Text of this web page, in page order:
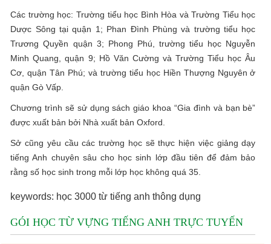
Các trường học: Trường tiểu học Bình Hòa và Trường Tiểu học
Dược Sông tại quận 1; Phan Đình Phùng và trường tiểu học
Trương Quyền quận 3; Phong Phú, trường tiểu học Nguyễn
Minh Quang, quận 9; Hồ Văn Cường và Trường Tiểu học Âu
Cơ, quận Tân Phú; và trường tiểu học Hiền Thượng Nguyên ở
quận Gò Vấp.
Chương trình sẽ sử dụng sách giáo khoa “Gia đình và bạn bè”
được xuất bản bởi Nhà xuất bản Oxford.
Sở cũng yêu cầu các trường học sẽ thực hiện việc giảng dạy
tiếng Anh chuyên sâu cho học sinh lớp đầu tiên để đảm bảo
rằng số học sinh trong mỗi lớp học không quá 35.
keywords: học 3000 từ tiếng anh thông dụng
GÓI HỌC TỪ VỰNG TIẾNG ANH TRỰC TUYẾN